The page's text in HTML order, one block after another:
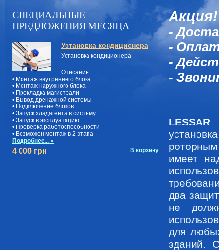
СПЕЦИАЛЬНЫЕ
ПРЕДЛОЖЕНИЯ МЕСЯЦА
Установка кондиционера
Установка кондиционера
Описание:
• Монтаж внутреннего блока
• Монтаж наружного блока
• Прокладка магистрали
• Вывод дренажной системы
• Подключение блоков
• Запуск хладагента в систему
• Запуск в эксплуатацию
• Проверка работоспособности
• Возможен монтаж в 2 этапа
Подробнее... »
4 000 грн В корзину
-
-
-
-
имеет
два
не
для
зданий.